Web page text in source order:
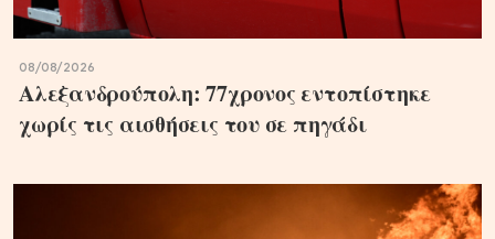
08/08/2026
Αλεξανδρούπολη: 77χρονος εντοπίστηκε
χωρίς τις αισθήσεις του σε πηγάδι